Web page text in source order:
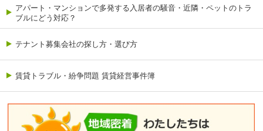
アパート・マンションで多発する入居者の騒音・近隣・ペットのトラ
ブルにどう対応？
テナント募集会社の探し方・選び方
賃貸トラブル・紛争問題 賃貸経営事件簿